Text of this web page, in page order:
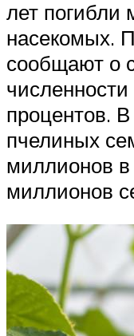
лет погибли
насекомых.
сообщают о
процентов.
пчелиных
миллионов в
миллионов